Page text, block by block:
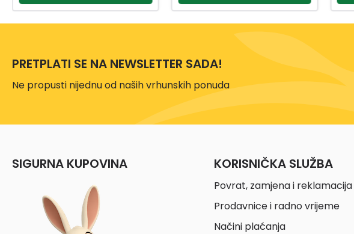
PRETPLATI SE NA NEWSLETTER SADA!
Ne propusti nijednu od naših vrhunskih ponuda
SIGURNA KUPOVINA KORISNIČKA SLUŽBA
Povrat, zamjena i reklamacija
Prodavnice i radno vrijeme
Načini plaćanja